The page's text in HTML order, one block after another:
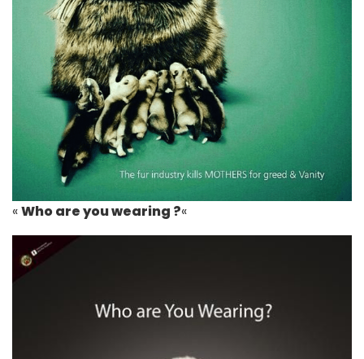
«Who are you wearing ?«